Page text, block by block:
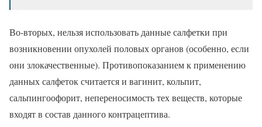
Во-вторых, нельзя использовать данные салфетки при
возникновении опухолей половых органов (особенно, если
они злокачественные). Противопоказанием к применению
данных салфеток считается и вагинит, кольпит,
сальпингоофорит, непереносимость тех веществ, которые
входят в состав данного контрацептива.